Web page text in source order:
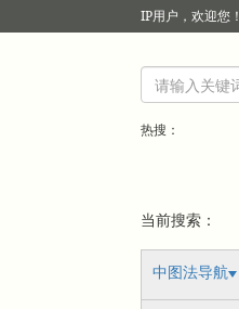
IP用户，欢迎您！
热搜：
当前搜索：
中图法导航